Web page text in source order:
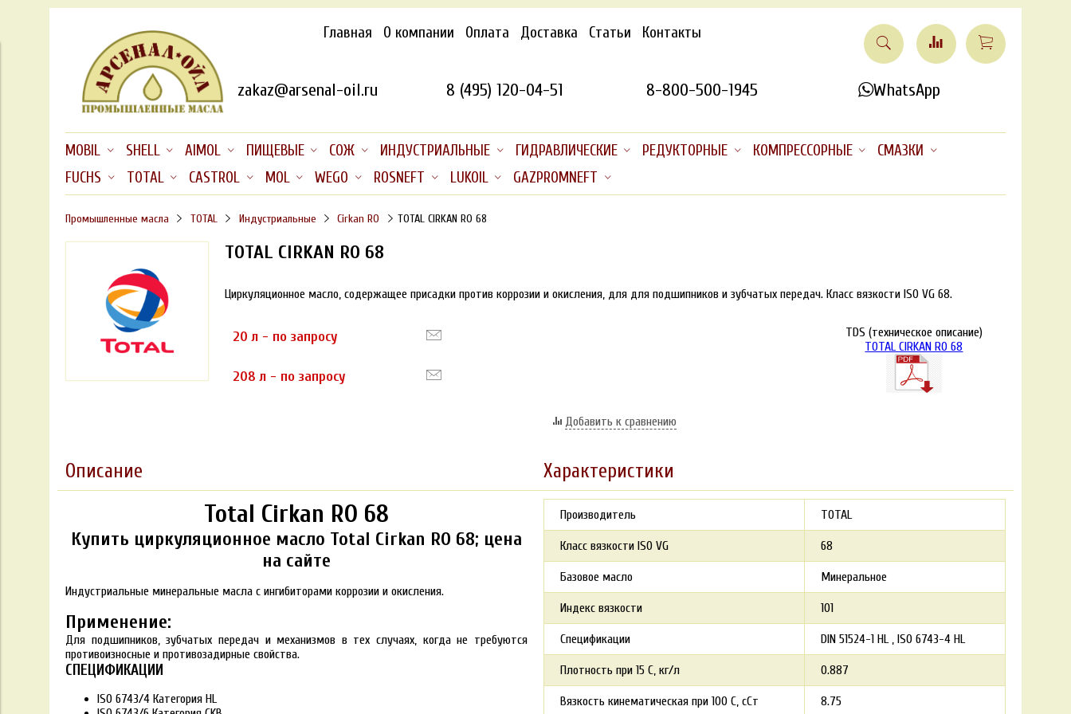
Главная О компании Оплата Доставка Статьи Контакты
zakaz@arsenal-oil.ru 8 (495) 120-04-51 8-800-500-1945 WhatsApp
MOBIL SHELL AIMOL ПИЩЕВЫЕ СОЖ ИНДУСТРИАЛЬНЫЕ ГИДРАВЛИЧЕСКИЕ РЕДУКТОРНЫЕ КОМПРЕССОРНЫЕ
СМАЗКИ
FUCHS
TOTAL CASTROL MOL WEGO ROSNEFT LUKOIL GAZPROMNEFT
Промышленные масла TOTAL Индустриальные Cirkan RO TOTAL CIRKAN RO 68
TOTAL CIRKAN RO 68
Циркуляционное масло, содержащее присадки против коррозии и окисления, для для подшипников и зубчатых передач. Класс вязкости ISO VG 68.
20 л - по запросу
208 л - по запросу
TDS (техническое описание)
TOTAL CIRKAN RO 68
Добавить к сравнению
Описание Характеристики
Total Cirkan RO 68
Купить циркуляционное масло Total Cirkan RO 68; цена
на сайте
Индустриальные минеральные масла с ингибиторами коррозии и окисления.
Применение:
Для подшипников, зубчатых передач и механизмов в тех случаях, когда не требуются
противоизносные и противозадирные свойства.
СПЕЦИФИКАЦИИ
ISO 6743/4 Категория HL
Производитель TOTAL
Класс вязкости ISO VG 68
Базовое масло Минеральное
Индекс вязкости 101
Спецификации DIN 51524-1 HL ISO 6743-4 HL
Плотность при 15 С, кг/л 0.887
Вязкость кинематическая при 100 С, сСт 8.75